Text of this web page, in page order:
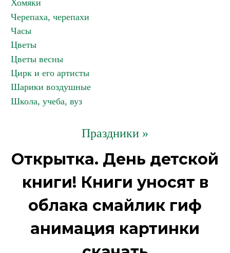
Хомяки
Черепаха, черепахи
Часы
Цветы
Цветы весны
Цирк и его артисты
Шарики воздушные
Школа, учеба, вуз
Праздники »
Открытка. День детской
книги! Книги уносят в
облака смайлик гиф
анимация картинки